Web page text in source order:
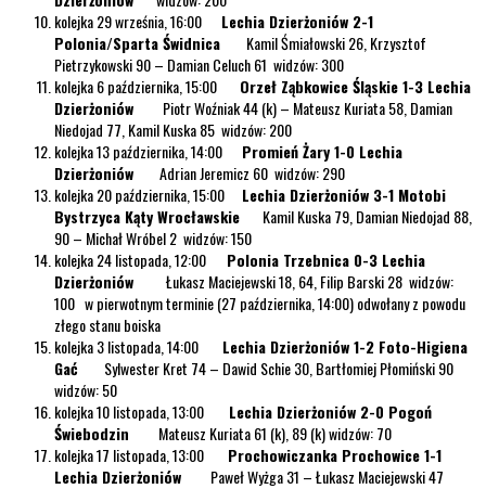
kolejka 29 września, 16:00 Lechia Dzierżoniów 2-1
Polonia/Sparta Świdnica Kamil Śmiałowski 26, Krzysztof
Pietrzykowski 90 – Damian Celuch 61 widzów: 300
kolejka 6 października, 15:00 Orzeł Ząbkowice Śląskie 1-3 Lechia
Dzierżoniów Piotr Woźniak 44 (k) – Mateusz Kuriata 58, Damian
Niedojad 77, Kamil Kuska 85 widzów: 200
kolejka 13 października, 14:00 Promień Żary 1-0 Lechia
Dzierżoniów Adrian Jeremicz 60 widzów: 290
kolejka 20 października, 15:00
Lechia Dzierżoniów 3-1 Motobi
Bystrzyca Kąty Wrocławskie Kamil Kuska 79, Damian Niedojad 88,
90 – Michał Wróbel 2 widzów: 150
kolejka 24 listopada, 12:00
Polonia Trzebnica 0-3 Lechia
Dzierżoniów Łukasz Maciejewski 18, 64, Filip Barski 28 widzów:
100 w pierwotnym terminie (27 października, 14:00) odwołany z powodu
złego stanu boiska
kolejka 3 listopada, 14:00
Lechia Dzierżoniów 1-2 Foto-Higiena
Gać Sylwester Kret 74 – Dawid Schie 30, Bartłomiej Płomiński 90
widzów: 50
kolejka 10 listopada, 13:00
Lechia Dzierżoniów 2-0 Pogoń
Świebodzin Mateusz Kuriata 61 (k), 89 (k) widzów: 70
kolejka 17 listopada, 13:00
Prochowiczanka Prochowice 1-1
Lechia Dzierżoniów Paweł Wyżga 31 – Łukasz Maciejewski 47